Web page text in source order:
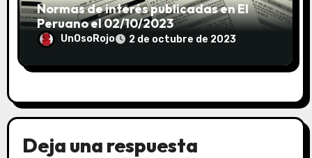
Normas de interés publicadas en El
Peruano el 02/10/2023
UnOsoRojo 2 de octubre de 2023
Deja una respuesta